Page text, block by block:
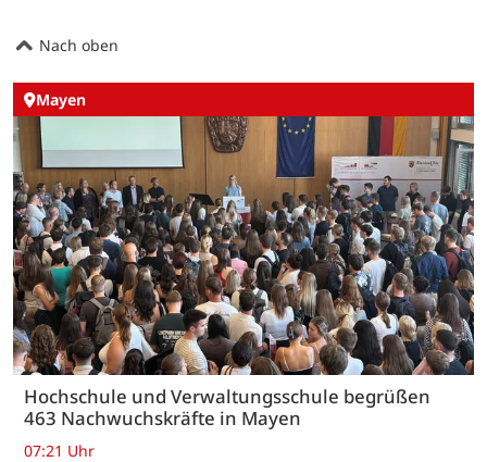
Nach oben
Mayen
Hochschule und Verwaltungsschule begrüßen
463 Nachwuchskräfte in Mayen
07:21 Uhr